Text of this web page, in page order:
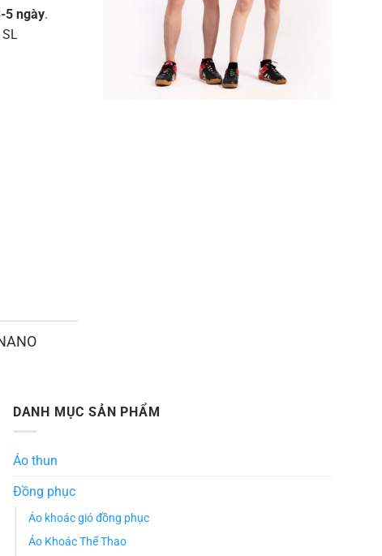
5 ngày.
DANH MỤC SẢN PHẨM
Áo thun
Đồng phục
Áo khoác gió đồng phục
Áo Khoác Thể Thao